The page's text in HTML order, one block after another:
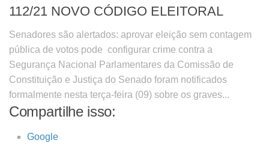
112/21 NOVO CÓDIGO ELEITORAL
Senadores são alertados: aprovar eleição sem contagem
pública de votos pode configurar crime contra a
Segurança Nacional Parlamentares da Comissão de
Constituição e Justiça do Senado foram notificados
formalmente nesta terça-feira (09) sobre os graves...
Compartilhe isso:
Google